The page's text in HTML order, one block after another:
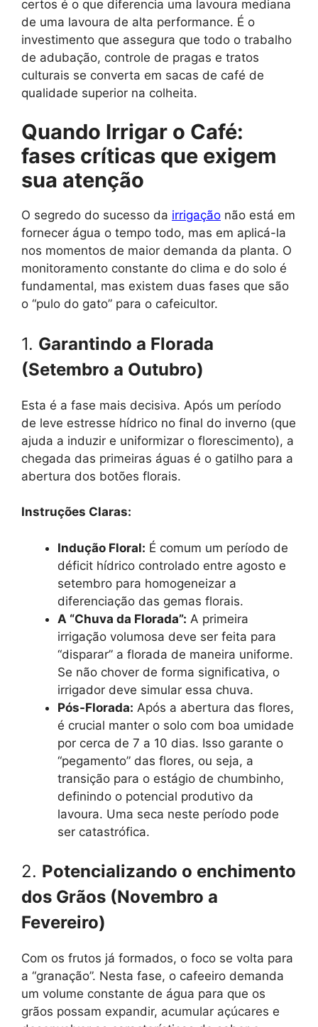
certos é o que diferencia uma lavoura mediana
de uma lavoura de alta performance. É o
investimento que assegura que todo o trabalho
de adubação, controle de pragas e tratos
culturais se converta em sacas de café de
qualidade superior na colheita.
Quando Irrigar o Café:
fases críticas que exigem
sua atenção
O segredo do sucesso da irrigação não está em
fornecer água o tempo todo, mas em aplicá-la
nos momentos de maior demanda da planta. O
monitoramento constante do clima e do solo é
fundamental, mas existem duas fases que são
o “pulo do gato” para o cafeicultor.
1. Garantindo a Florada
(Setembro a Outubro)
Esta é a fase mais decisiva. Após um período
de leve estresse hídrico no final do inverno (que
ajuda a induzir e uniformizar o florescimento), a
chegada das primeiras águas é o gatilho para a
abertura dos botões florais.
Instruções Claras:
Indução Floral: É comum um período de
déficit hídrico controlado entre agosto e
setembro para homogeneizar a
diferenciação das gemas florais.
A “Chuva da Florada”: A primeira
irrigação volumosa deve ser feita para
“disparar” a florada de maneira uniforme.
Se não chover de forma significativa, o
irrigador deve simular essa chuva.
Pós-Florada: Após a abertura das flores,
é crucial manter o solo com boa umidade
por cerca de 7 a 10 dias. Isso garante o
“pegamento” das flores, ou seja, a
transição para o estágio de chumbinho,
definindo o potencial produtivo da
lavoura. Uma seca neste período pode
ser catastrófica.
2. Potencializando o enchimento
dos Grãos (Novembro a
Fevereiro)
Com os frutos já formados, o foco se volta para
a “granação”. Nesta fase, o cafeeiro demanda
um volume constante de água para que os
grãos possam expandir, acumular açúcares e